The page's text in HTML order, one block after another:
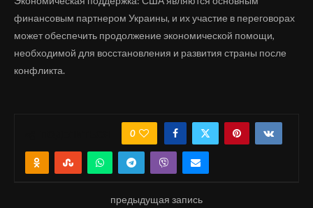
финансовым партнером Украины, и их участие в переговорах
может обеспечить продолжение экономической помощи,
необходимой для восстановления и развития страны после
конфликта.
0
предыдущая запись